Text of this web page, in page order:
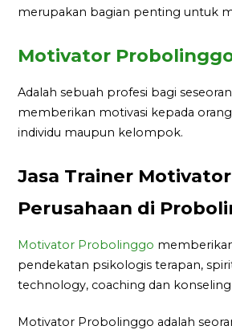
merupakan bagian penting untuk
Motivator
Adalah sebuah profesi bagi
memberikan motivasi kepada orang
individu maupun kelompok.
Jasa Trainer Motivator
Perusahaan di
Motivator Probolinggo
pendekatan psikologis terapan,
technology, coaching dan
Motivator Probolinggo adalah